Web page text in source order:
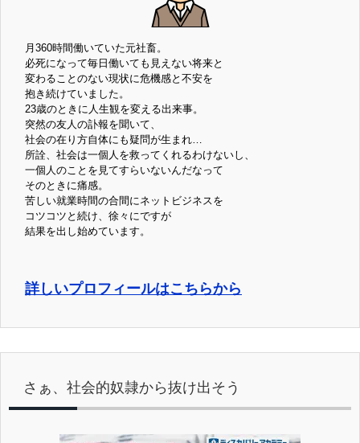
月360時間働いていた元社畜。
必死になって毎日働いても見えない将来と
変わることのない現状に危機感と不安を
抱き続けていました。
23歳のときに人生観を変える出来事。
突然の友人の訃報を聞いて、
社会の在り方自体にも疑問が生まれ…
所詮、社会は一個人を救ってくれるわけないし、
一個人のことを見てすらいないんだなって
そのときに痛感。
苦しい就業時間の合間にネットビジネスを
コツコツと続け、徐々にですが
結果を出し始めています。
詳しいプロフィールはこちらから
さぁ、社会的奴隷から抜け出そう